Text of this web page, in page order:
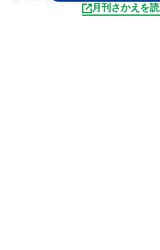
すべて自分自身で確認し用意
月刊さかえを